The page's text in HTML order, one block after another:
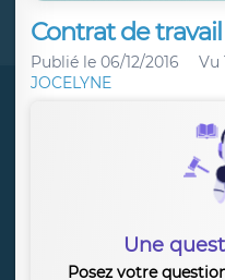
Contrat de
Publié le 06/12/2016 Vu
JOCELYNE
Une
Posez votre